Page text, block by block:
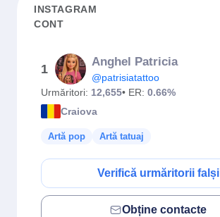
INSTAGRAM
CONT
1
Anghel Patricia
@patrisiatattoo
Urmăritori: 12,655• ER: 0.66%
Craiova
Artă pop Artă tatuaj
Verifică urmăritorii falși
Obține contacte